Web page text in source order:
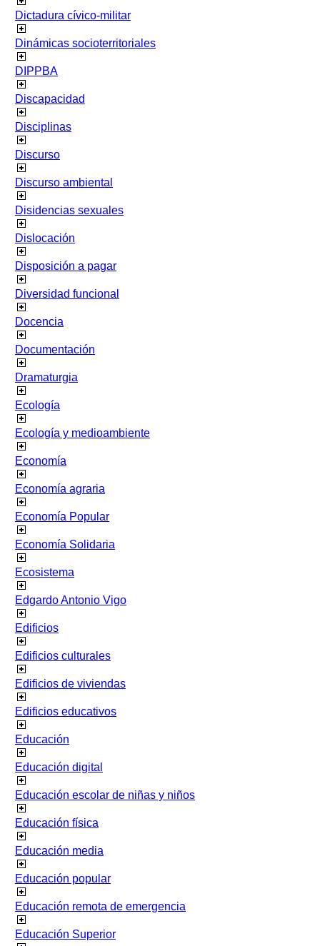
Dictadura cívico-militar
Dinámicas socioterritoriales
DIPPBA
Discapacidad
Disciplinas
Discurso
Discurso ambiental
Disidencias sexuales
Dislocación
Disposición a pagar
Diversidad funcional
Docencia
Documentación
Dramaturgia
Ecología
Ecología y medioambiente
Economía
Economía agraria
Economía Popular
Economía Solidaria
Ecosistema
Edgardo Antonio Vigo
Edificios
Edificios culturales
Edificios de viviendas
Edificios educativos
Educación
Educación digital
Educación escolar de niñas y niños
Educación física
Educación media
Educación popular
Educación remota de emergencia
Educación Superior